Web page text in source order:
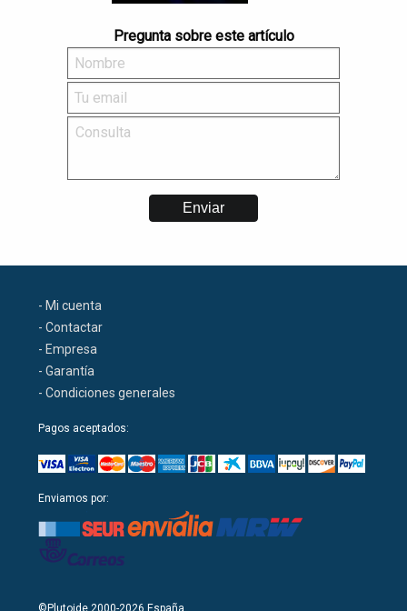
Pregunta sobre este artículo
- Mi cuenta
- Contactar
- Empresa
- Garantía
- Condiciones generales
Pagos aceptados:
Enviamos por:
©Plutoide 2000-2026 España